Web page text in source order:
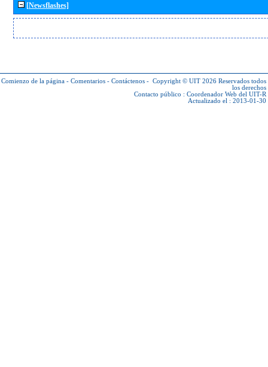
[Newsflashes]
Comienzo de la página - Comentarios - Contáctenos - Copyright © UIT 2026 Reservados todos
los derechos
Contacto público : Coordenador Web del UIT-R
Actualizado el : 2013-01-30